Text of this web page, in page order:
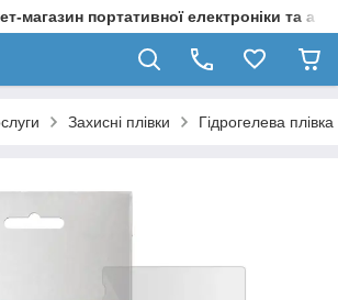
магазин портативної електроніки та
Захисні плівки Гідрогелева